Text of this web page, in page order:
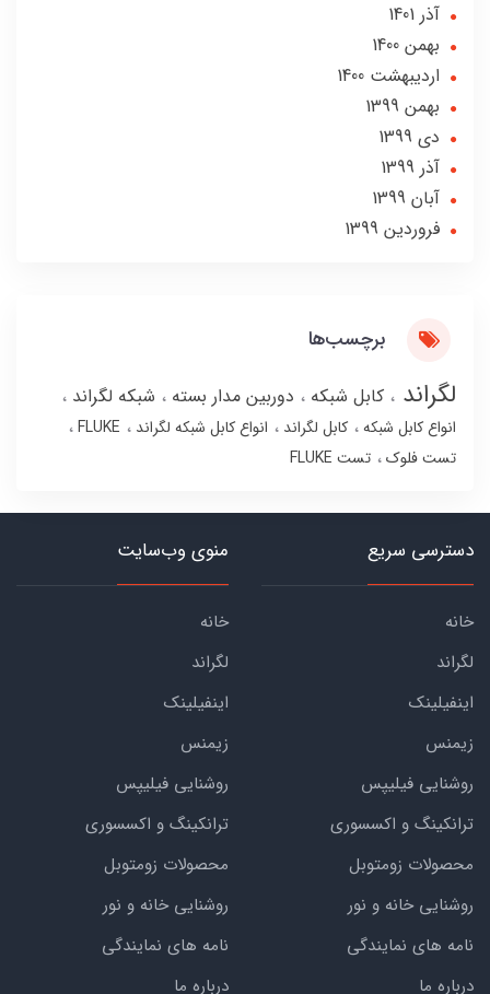
آذر 1401
بهمن 1400
ارديبهشت 1400
بهمن 1399
دی 1399
آذر 1399
آبان 1399
فروردین 1399
برچسب‌ها
لگراند کابل شبکه دوربین مدار بسته شبکه لگراند
انواع کابل شبکه کابل لگراند انواع کابل شبکه لگراند
FLUKE
تست فلوک
تست FLUKE
دسترسی سریع
خانه
لگراند
اینفیلینک
زیمنس
روشنایی فیلیپس
ترانکینگ و اکسسوری
محصولات زومتوبل
روشنایی خانه و نور
نامه های نمایندگی
درباره ما
منوی وب‌سایت
خانه
لگراند
اینفیلینک
زیمنس
روشنایی فیلیپس
ترانکینگ و اکسسوری
محصولات زومتوبل
روشنایی خانه و نور
نامه های نمایندگی
درباره ما